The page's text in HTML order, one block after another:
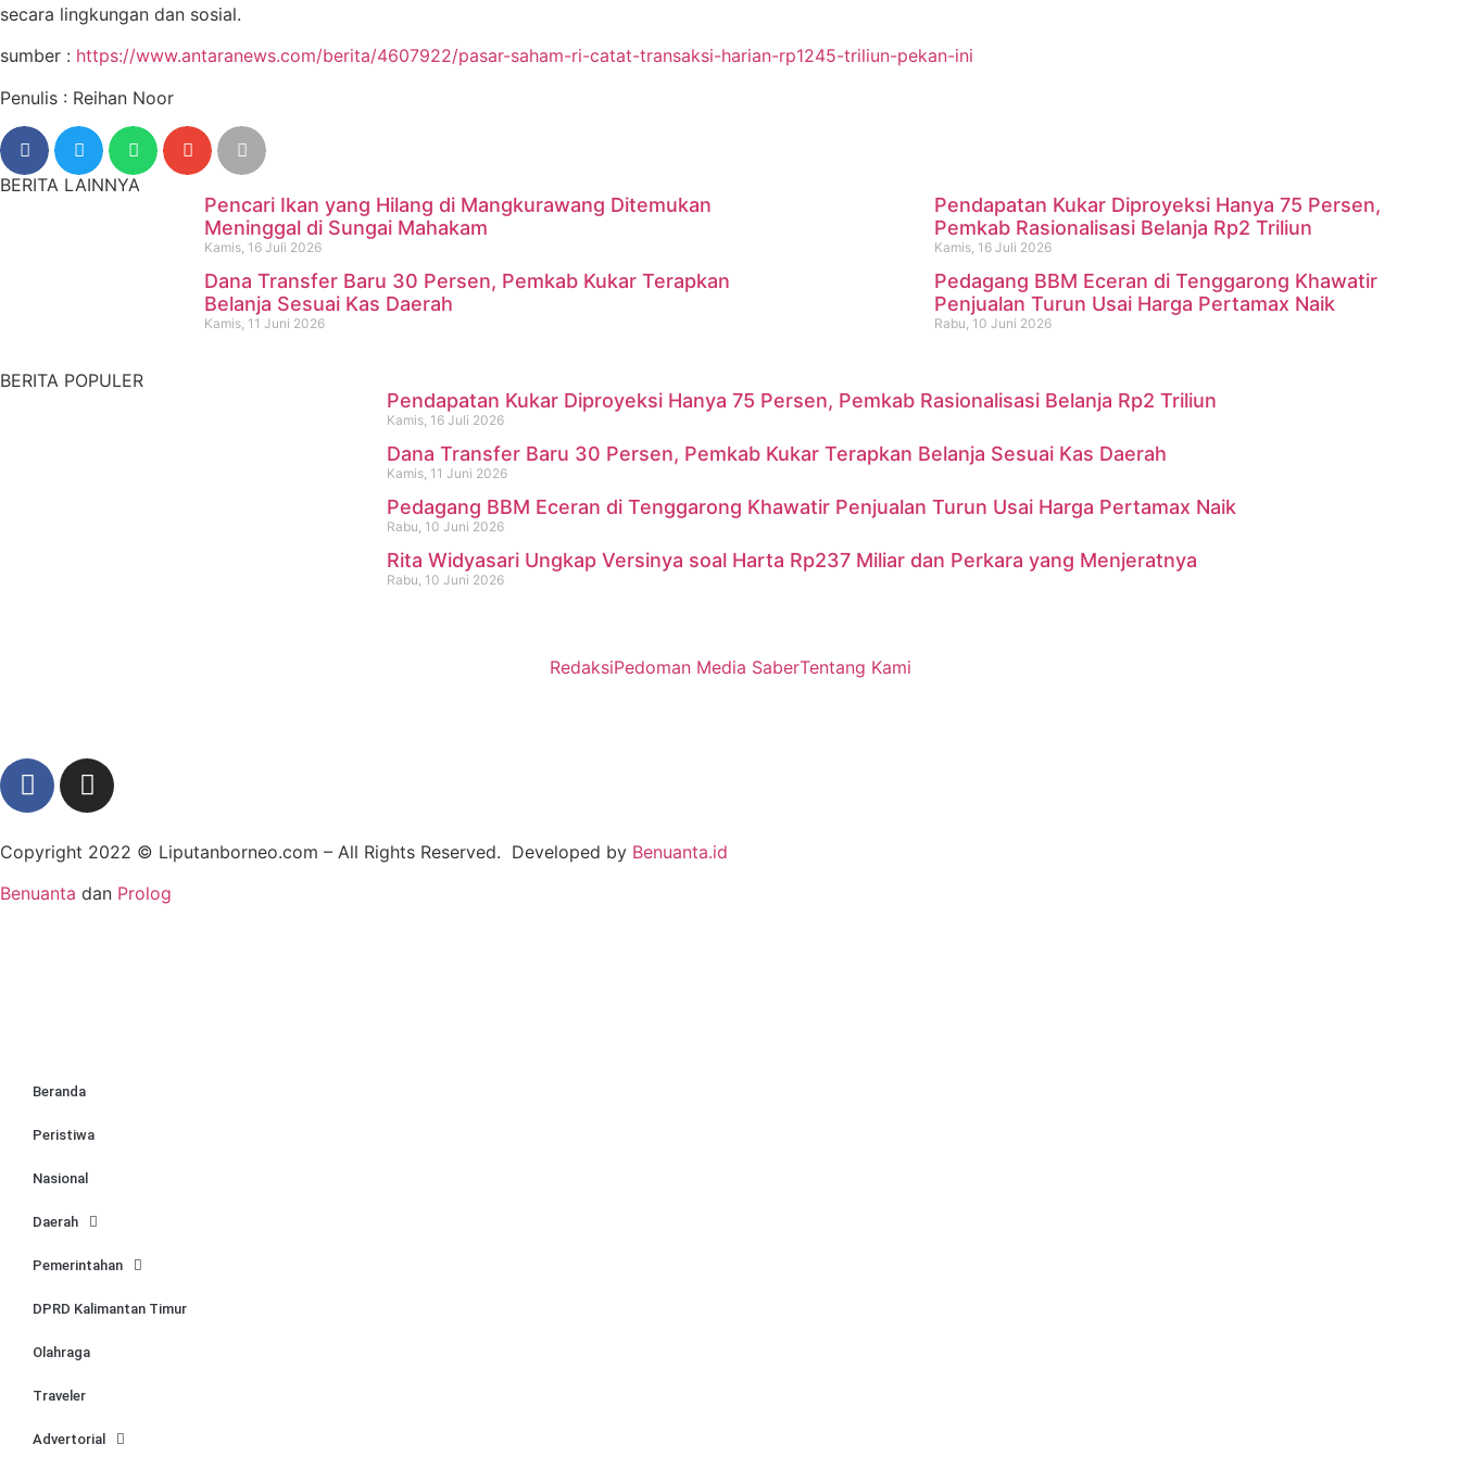
secara lingkungan dan sosial.
sumber : https://www.antaranews.com/berita/4607922/pasar-saham-ri-catat-transaksi-harian-rp1245-triliun-pekan-ini
Penulis : Reihan Noor
BERITA LAINNYA
Pencari Ikan yang Hilang di Mangkurawang Ditemukan
Meninggal di Sungai Mahakam
Kamis, 16 Juli 2026
Pendapatan Kukar Diproyeksi Hanya 75 Persen,
Pemkab Rasionalisasi Belanja Rp2 Triliun
Kamis, 16 Juli 2026
Dana Transfer Baru 30 Persen, Pemkab Kukar Terapkan
Belanja Sesuai Kas Daerah
Kamis, 11 Juni 2026
Pedagang BBM Eceran di Tenggarong Khawatir
Penjualan Turun Usai Harga Pertamax Naik
Rabu, 10 Juni 2026
Pencari Ikan yang Hilang di Mangkurawang Ditemukan Meninggal di Sungai Mahakam
BERITA POPULER
Pendapatan Kukar Diproyeksi Hanya 75 Persen, Pemkab Rasionalisasi Belanja Rp2 Triliun
Kamis, 16 Juli 2026
Dana Transfer Baru 30 Persen, Pemkab Kukar Terapkan Belanja Sesuai Kas Daerah
Kamis, 11 Juni 2026
Pedagang BBM Eceran di Tenggarong Khawatir Penjualan Turun Usai Harga Pertamax Naik
Rabu, 10 Juni 2026
Rita Widyasari Ungkap Versinya soal Harta Rp237 Miliar dan Perkara yang Menjeratnya
Rabu, 10 Juni 2026
RedaksiPedoman Media SaberTentang Kami
Copyright 2022 © Liputanborneo.com – All Rights Reserved. Developed by Benuanta.id
Benuanta dan Prolog
Beranda
Peristiwa
Nasional
Daerah
Pemerintahan
DPRD Kalimantan Timur
Olahraga
Traveler
Advertorial